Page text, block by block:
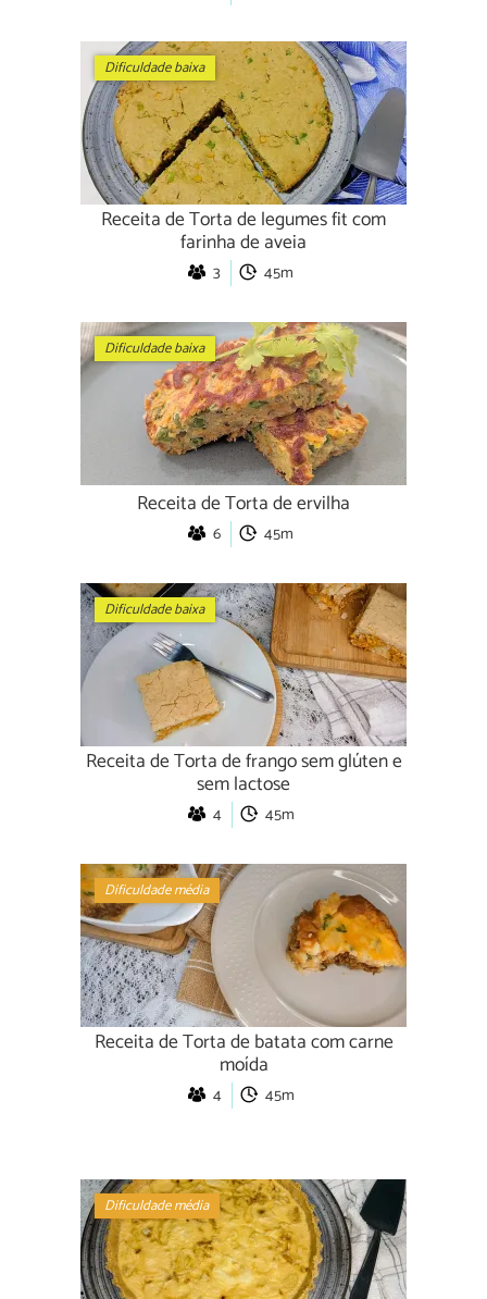
Dificuldade baixa
Receita de Torta de legumes fit com
farinha de aveia
3 45m
Dificuldade baixa
Receita de Torta de ervilha
6 45m
Dificuldade baixa
Receita de Torta de frango sem glúten e
sem lactose
4 45m
Dificuldade média
Receita de Torta de batata com carne
moída
4 45m
Dificuldade média